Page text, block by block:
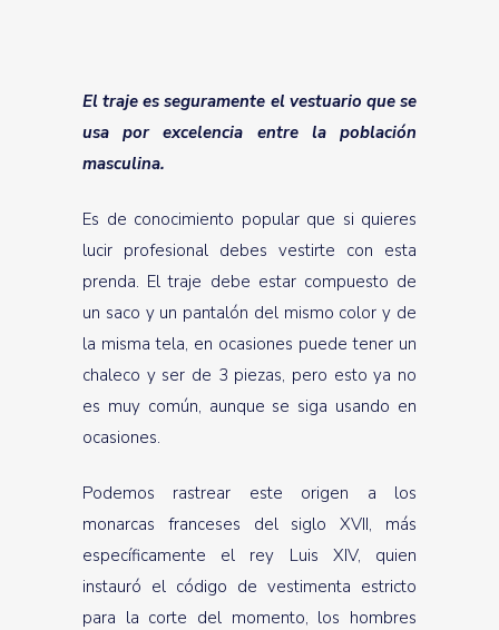
El traje es seguramente el vestuario que se
usa por excelencia entre la población
masculina.
Es de conocimiento popular que si quieres
lucir profesional debes vestirte con esta
prenda. El traje debe estar compuesto de
un saco y un pantalón del mismo color y de
la misma tela, en ocasiones puede tener un
chaleco y ser de 3 piezas, pero esto ya no
es muy común, aunque se siga usando en
ocasiones.
Podemos rastrear este origen a los
monarcas franceses del siglo XVII, más
específicamente el rey Luis XIV, quien
instauró el código de vestimenta estricto
para la corte del momento, los hombres